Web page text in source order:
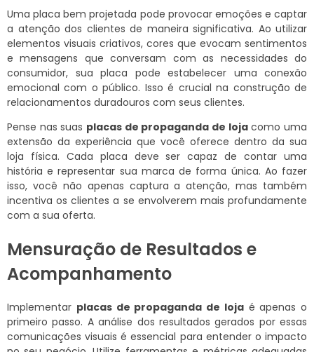
Uma placa bem projetada pode provocar emoções e captar
a atenção dos clientes de maneira significativa. Ao utilizar
elementos visuais criativos, cores que evocam sentimentos
e mensagens que conversam com as necessidades do
consumidor, sua placa pode estabelecer uma conexão
emocional com o público. Isso é crucial na construção de
relacionamentos duradouros com seus clientes.
Pense nas suas placas de propaganda de lojacomo uma
extensão da experiência que você oferece dentro da sua
loja física. Cada placa deve ser capaz de contar uma
história e representar sua marca de forma única. Ao fazer
isso, você não apenas captura a atenção, mas também
incentiva os clientes a se envolverem mais profundamente
com a sua oferta.
Mensuração de Resultados e
Acompanhamento
Implementar placas de propaganda de lojaé apenas o
primeiro passo. A análise dos resultados gerados por essas
comunicações visuais é essencial para entender o impacto